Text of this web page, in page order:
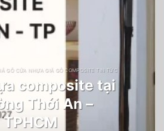
GỖ CỬA NHỰA GIẢ GỖ COMPOSITE TIN TỨC
composite tại
Thới An –
TPHCM